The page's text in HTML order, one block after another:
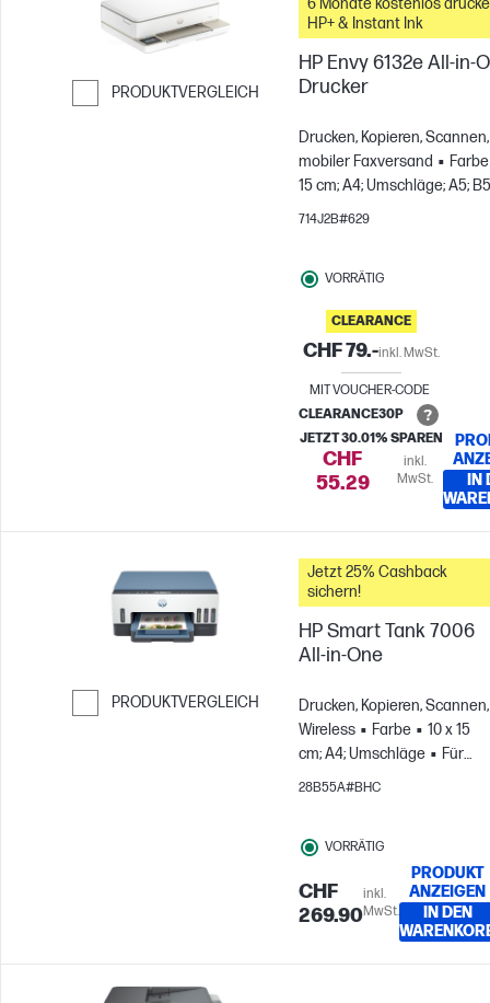
PRODUKTVERGLEICH
6 Monate kostenlos
HP+ & Instant Ink
HP Envy 6132e All-in-
Drucker
Drucken, Kopieren, Scannen,
mobiler Faxversand
Farbe
15 cm; A4; Umschläge; A5;
DL; C6
Für Gruppen mit
714J2B#629
VORRÄTIG
CLEARANCE
CHF 79.-inkl. MwSt.
MIT VOUCHER-CODE
CLEARANCE30P
JETZT 30.01% SPAREN
CHF
55.29
inkl.
MwSt.
IN
PRODUKTVERGLEICH
Weiter zum Vergleichen
Jetzt 25% Cashback
sichern!
HP Smart Tank 7006
All-in-One
Drucken, Kopieren, Scannen,
Wireless
Farbe
10 x 15
cm; A4; Umschläge
Für
Gruppen mit bis zu 3
28B55A#BHC
VORRÄTIG
CHF
269.90
inkl.
MwSt.
PRODUKT
ANZEIGEN
IN DEN